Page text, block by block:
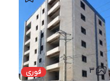
فوری ۳